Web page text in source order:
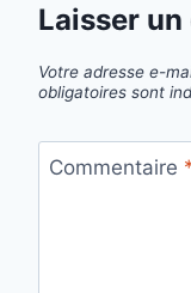
Laisser
Votre adresse e-
obligatoires sont
Commentaire